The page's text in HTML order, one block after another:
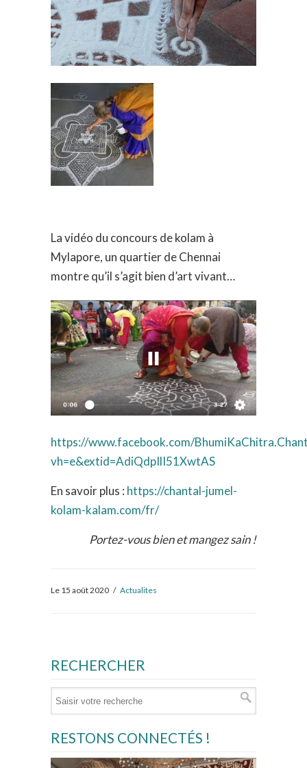
La vidéo du concours de kolam à
Mylapore, un quartier de Chennai
montre qu’il s’agit bien d’art vivant…
https://www.facebook.com/
vh=e&extid=AdiQdpIlI51XwtAS
En savoir plus : https://chantal-jumel-
kolam-kalam.com/fr/
Portez-vous bien et mangez sain !
Le 15 août 2020 / Actualites
RECHERCHER
RESTONS CONNECTÉS !